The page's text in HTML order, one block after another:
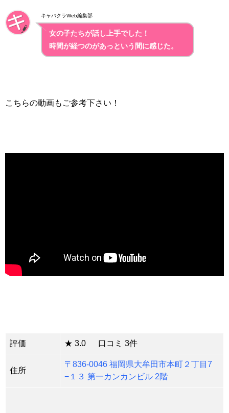
キャバクラWeb編集部
女の子たちが話し上手でした！
時間が経つのがあっという間に感じた。
こちらの動画もご参考下さい！
評価 ★ 3.0 口コミ 3件
住所
〒836-0046 福岡県大牟田市本町２丁目7
−１３ 第一カンカンビル 2階